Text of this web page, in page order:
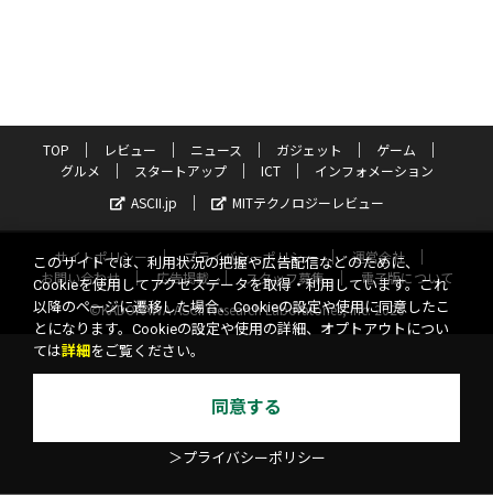
TOP レビュー ニュース ガジェット
ゲーム
グルメ
スタートアップ ICT
インフォメーション
ASCII.jp
MITテクノロジーレビュー
サイトポリシー プライバシーポリシー
運営会社
お問い合わせ
広告掲載 スタッフ募集
電子版について
©KADOKAWA ASCII Research Laboratories, Inc. 2026
このサイトでは、利用状況の把握や広告配信などのために、
Cookieを使用してアクセスデータを取得・利用しています。これ
以降のページに遷移した場合、Cookieの設定や使用に同意したこ
とになります。Cookieの設定や使用の詳細、オプトアウトについ
ては詳細 をご覧ください。
同意する
＞プライバシーポリシー